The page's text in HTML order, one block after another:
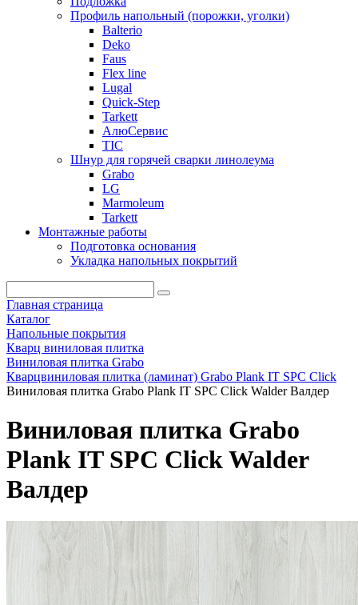
Профиль напольный (порожки, уголки)
Balterio
Deko
Faus
Flex line
Lugal
Quick-Step
Tarkett
АлюСервис
ТІС
Шнур для горячей сварки линолеума
Grabo
LG
Marmoleum
Tarkett
Монтажные работы
Подготовка основания
Укладка напольных покрытий
Главная страница
Каталог
Напольные покрытия
Кварц виниловая плитка
Виниловая плитка Grabo
Кварцвиниловая плитка (ламинат) Grabo Plank IT SPC Click
Виниловая плитка Grabo Plank IT SPC Click Walder Валдер
Виниловая плитка Grabo
Plank IT SPC Click Walder
Валдер